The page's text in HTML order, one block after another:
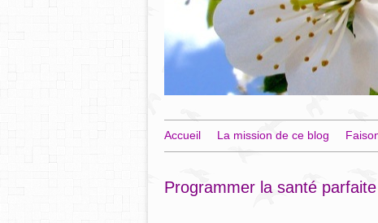
Accueil La mission de ce blog
Programmer la santé parfaite